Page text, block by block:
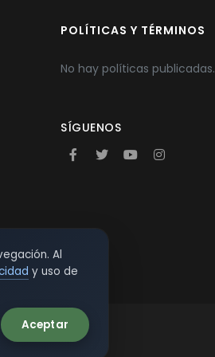
POLÍTICAS Y TÉRMINOS
No hay políticas publicadas.
SÍGUENOS
Al
y uso de
Aceptar